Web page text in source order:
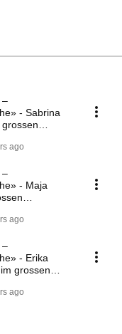
–
- Sabrina
ago
–
- Maja
ago
–
- Erika
grossen
ago